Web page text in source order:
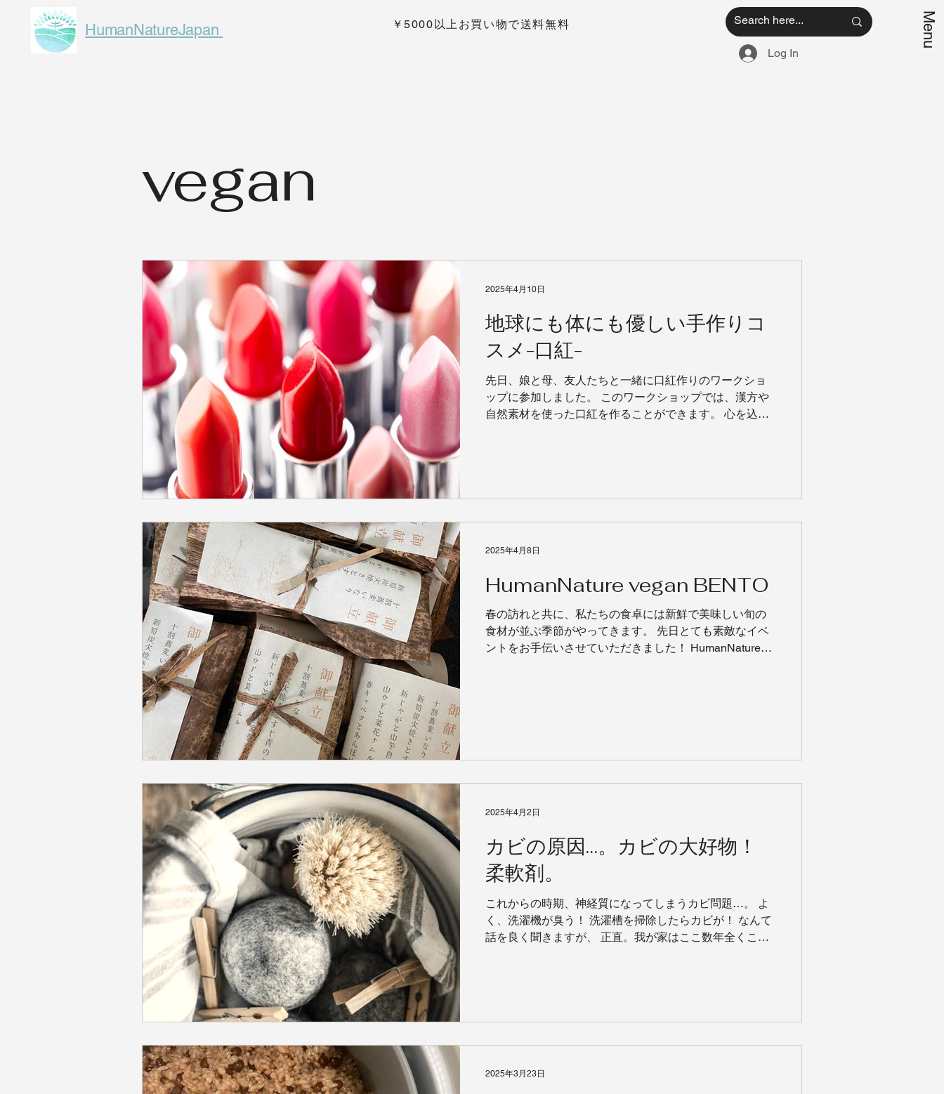
HumanNatureJapan ￥5000以上お買い物で送料無料 Menu
Log In
vegan
地球にも体にも優しい手作りコ
スメ-口紅-
先日、娘と母、友人たちと一緒に口紅作りのワークショ
ップに参加しました。 このワークショップでは、漢方や
自然素材を使った口紅を作ることができます。 心を込め
2025年4月10日
HumanNature vegan BENTO
春の訪れと共に、私たちの食卓には新鮮で美味しい旬の
食材が並ぶ季節がやってきます。 先日とても素敵なイベ
ントをお手伝いさせていただきました！ HumanNatureか
2025年4月8日
カビの原因…。カビの大好物！
柔軟剤。
これからの時期、神経質になってしまうカビ問題…。 よ
く、洗濯機が臭う！ 洗濯槽を掃除したらカビが！ なんて
話を良く聞きますが、 正直。我が家はここ数年全くこの
2025年4月2日
2025年3月23日